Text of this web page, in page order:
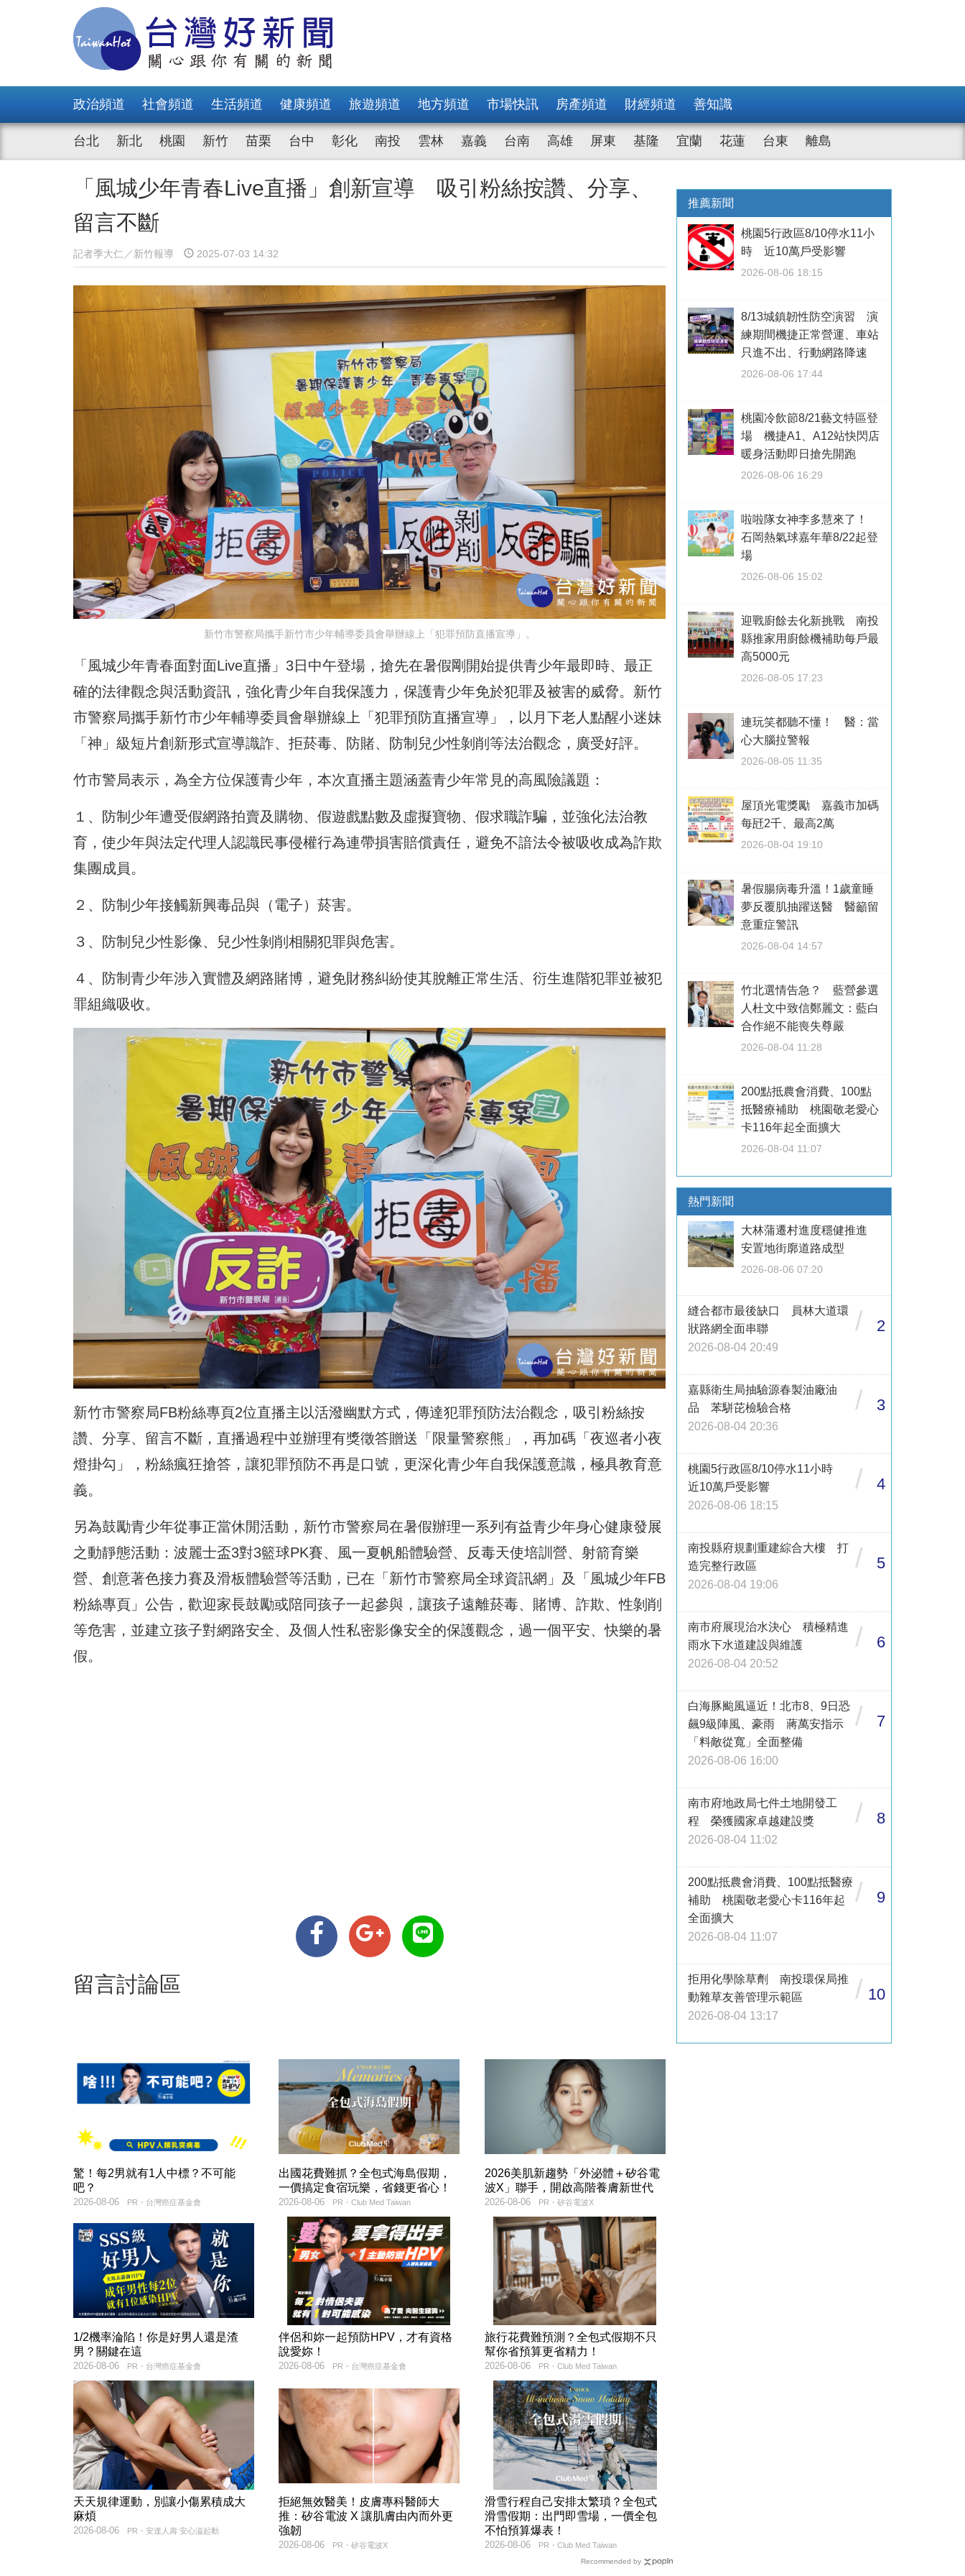
政治頻道 社會頻道 生活頻道 健康頻道 旅遊頻道 地方頻道 市場快訊 房產頻道 財經頻道 善知識
台北 新北 桃園 新竹 苗栗 台中 彰化 南投 雲林 嘉義 台南 高雄 屏東 基隆 宜蘭 花蓮 台東 離島
「風城少年青春Live直播」創新宣導 吸引粉絲按讚、分享、
留言不斷
記者季大仁／新竹報導 2025-07-03 14:32
新竹市警察局攜手新竹市少年輔導委員會舉辦線上「犯罪預防直播宣導」。
「風城少年青春面對面Live直播」3日中午登場，搶先在暑假剛開始提供青少年最即時、最正
確的法律觀念與活動資訊，強化青少年自我保護力，保護青少年免於犯罪及被害的威脅。新竹
市警察局攜手新竹市少年輔導委員會舉辦線上「犯罪預防直播宣導」，以月下老人點醒小迷妹
「神」級短片創新形式宣導識詐、拒菸毒、防賭、防制兒少性剝削等法治觀念，廣受好評。
竹市警局表示，為全方位保護青少年，本次直播主題涵蓋青少年常見的高風險議題：
１、防制少年遭受假網路拍賣及購物、假遊戲點數及虛擬寶物、假求職詐騙，並強化法治教
育，使少年與法定代理人認識民事侵權行為連帶損害賠償責任，避免不諳法令被吸收成為詐欺
集團成員。
２、防制少年接觸新興毒品與（電子）菸害。
３、防制兒少性影像、兒少性剝削相關犯罪與危害。
４、防制青少年涉入實體及網路賭博，避免財務糾紛使其脫離正常生活、衍生進階犯罪並被犯
罪組織吸收。
新竹市警察局FB粉絲專頁2位直播主以活潑幽默方式，傳達犯罪預防法治觀念，吸引粉絲按
讚、分享、留言不斷，直播過程中並辦理有獎徵答贈送「限量警察熊」，再加碼「夜巡者小夜
燈掛勾」，粉絲瘋狂搶答，讓犯罪預防不再是口號，更深化青少年自我保護意識，極具教育意
義。
另為鼓勵青少年從事正當休閒活動，新竹市警察局在暑假辦理一系列有益青少年身心健康發展
之動靜態活動：波麗士盃3對3籃球PK賽、風一夏帆船體驗營、反毒天使培訓營、射箭育樂
營、創意著色接力賽及滑板體驗營等活動，已在「新竹市警察局全球資訊網」及「風城少年FB
粉絲專頁」公告，歡迎家長鼓勵或陪同孩子一起參與，讓孩子遠離菸毒、賭博、詐欺、性剝削
等危害，並建立孩子對網路安全、及個人性私密影像安全的保護觀念，過一個平安、快樂的暑
假。
留言討論區
驚！每2男就有1人中標？不可能
吧？
PR・台灣癌症基金會
2026-08-06
出國花費難抓？全包式海島假期，
一價搞定食宿玩樂，省錢更省心！
PR・Club Med Taiwan
2026-08-06
2026美肌新趨勢「外泌體＋矽谷電
波X」聯手，開啟高階養膚新世代
PR・矽谷電波X
2026-08-06
1/2機率淪陷！你是好男人還是渣
男？關鍵在這
PR・台灣癌症基金會
2026-08-06
伴侶和妳一起預防HPV，才有資格
說愛妳！
PR・台灣癌症基金會
2026-08-06
旅行花費難預測？全包式假期不只
幫你省預算更省精力！
PR・Club Med Taiwan
2026-08-06
天天規律運動，別讓小傷累積成大
麻煩
PR・安達人壽 安心溢起動
2026-08-06
拒絕無效醫美！皮膚專科醫師大
推：矽谷電波 X 讓肌膚由內而外更
強韌
PR・矽谷電波X
2026-08-06
滑雪行程自己安排太繁瑣？全包式
滑雪假期：出門即雪場，一價全包
不怕預算爆表！
PR・Club Med Taiwan
2026-08-06
Recommended by
推薦新聞
桃園5行政區8/10停水11小
時 近10萬戶受影響
2026-08-06 18:15
8/13城鎮韌性防空演習 演
練期間機捷正常營運、車站
只進不出、行動網路降速
2026-08-06 17:44
桃園冷飲節8/21藝文特區登
場 機捷A1、A12站快閃店
暖身活動即日搶先開跑
2026-08-06 16:29
啦啦隊女神李多慧來了！
石岡熱氣球嘉年華8/22起登
場
2026-08-06 15:02
迎戰廚餘去化新挑戰 南投
縣推家用廚餘機補助每戶最
高5000元
2026-08-05 17:23
連玩笑都聽不懂！ 醫：當
心大腦拉警報
2026-08-05 11:35
屋頂光電獎勵 嘉義市加碼
每瓩2千、最高2萬
2026-08-04 19:10
暑假腸病毒升溫！1歲童睡
夢反覆肌抽躍送醫 醫籲留
意重症警訊
2026-08-04 14:57
竹北選情告急？ 藍營參選
人杜文中致信鄭麗文：藍白
合作絕不能喪失尊嚴
2026-08-04 11:28
200點抵農會消費、100點
抵醫療補助 桃園敬老愛心
卡116年起全面擴大
2026-08-04 11:07
熱門新聞
大林蒲遷村進度穩健推進
安置地街廓道路成型
2026-08-06 07:20
縫合都市最後缺口 員林大道環
狀路網全面串聯
2026-08-04 20:49
/ 2
嘉縣衛生局抽驗源春製油廠油
品 苯駢芘檢驗合格
2026-08-04 20:36
/ 3
桃園5行政區8/10停水11小時
近10萬戶受影響
2026-08-06 18:15
/ 4
南投縣府規劃重建綜合大樓 打
造完整行政區
2026-08-04 19:06
/ 5
南市府展現治水決心 積極精進
雨水下水道建設與維護
2026-08-04 20:52
/ 6
白海豚颱風逼近！北市8、9日恐
飆9級陣風、豪雨 蔣萬安指示
「料敵從寬」全面整備
2026-08-06 16:00
/ 7
南市府地政局七件土地開發工
程 榮獲國家卓越建設獎
2026-08-04 11:02
/ 8
200點抵農會消費、100點抵醫療
補助 桃園敬老愛心卡116年起
全面擴大
2026-08-04 11:07
/ 9
拒用化學除草劑 南投環保局推
動雜草友善管理示範區
2026-08-04 13:17
/ 10